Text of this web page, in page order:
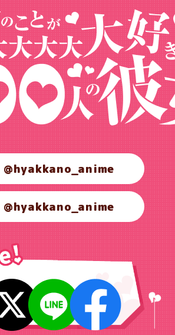
@hyakkano_anime
@hyakkano_anime